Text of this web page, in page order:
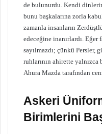
de bulunurdu. Kendi
bunu başkalarına zorla
zamanla insanların
edeceğine inanırlardı.
sayılmazdı; çünkü Persler,
ruhlarının ahirette yalnızca
Ahura Mazda tarafından
Askeri
Birimlerini